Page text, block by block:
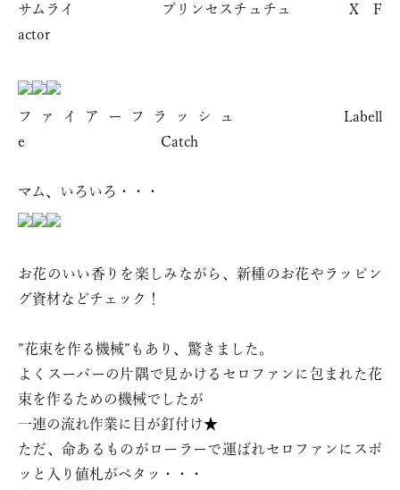
サムライ プリンセスチュチュ X F
actor
ファイアーフラッシュ Labell
e Catch
マム、いろいろ・・・
お花のいい香りを楽しみながら、新種のお花やラッピン
グ資材などチェック！
”花束を作る機械”もあり、驚きました。
よくスーパーの片隅で見かけるセロファンに包まれた花
束を作るための機械でしたが
一連の流れ作業に目が釘付け★
ただ、命あるものがローラーで運ばれセロファンにスポ
ッと入り値札がペタッ・・・